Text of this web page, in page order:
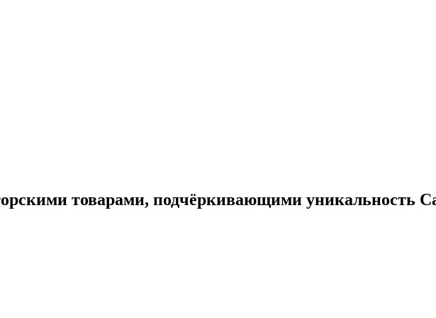
товарами, подчёркивающими уникальность